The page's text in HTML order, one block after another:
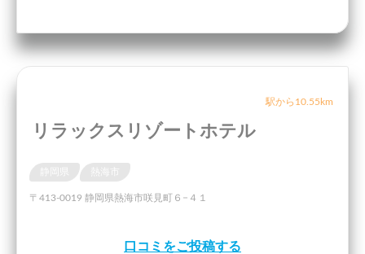
駅から10.55km
リラックスリゾートホテル
〒413-0019 静岡県熱海市咲見町６−４１
口コミをご投稿する